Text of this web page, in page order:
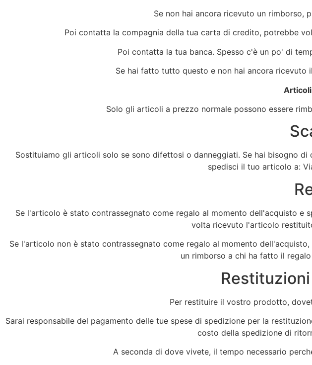
Se non hai ancora ricevuto un rimborso,
Poi contatta la compagnia della tua carta di credito, potrebbe
Poi contatta la tua banca. Spesso c'è un po' di
Se hai fatto tutto questo e non hai ancora ricevuto
Solo gli articoli a prezzo normale possono essere
Sostituiamo gli articoli solo se sono difettosi o danneggiati. Se hai bisogno
spedisci il tuo articolo a:
Se l'articolo è stato contrassegnato come regalo al momento dell'acquisto
volta ricevuto l'articolo
Se l'articolo non è stato contrassegnato come regalo al momento
un rimborso a chi ha fatto il
Per restituire il vostro prodotto,
Sarai responsabile del pagamento delle tue spese di spedizione per la
costo della spedizione di
A seconda di dove vivete, il tempo necessario